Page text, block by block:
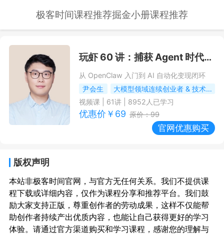
极客时间课程推荐掘金小册课程推荐
玩虾 60 讲：捕获 Agent 时代的商业红利
从 OpenClaw 入门到 AI 自动化变现闭环
尹会生
大模型领域连续创业者 & 技术战略专家
视频课| 61讲 | 8952 人已学习
优惠价￥ 69 原价：99
官网优惠购买
版权声明
本站非极客时间官网，与官方无任何关系。我们不提供课
程下载或详细内容，仅作为课程分享和推荐平台。我们鼓
励大家支持正版，尊重创作者的劳动成果，这样不仅能帮
助创作者持续产出优质内容，也能让自己获得更好的学习
体验。请通过官方渠道购买和学习课程，感谢您的理解与